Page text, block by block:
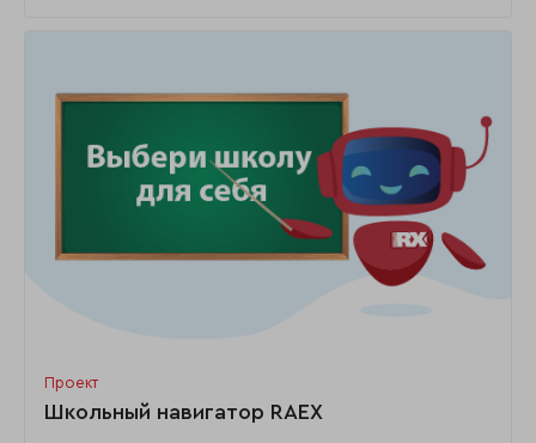
Проект
Школьный навигатор RAEX